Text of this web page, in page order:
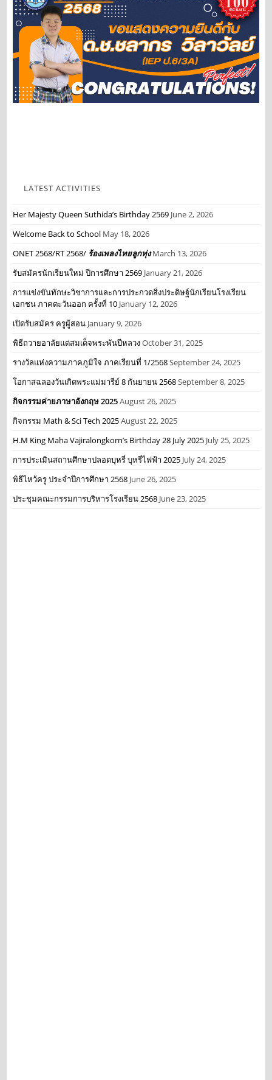
LATEST ACTIVITIES
Her Majesty Queen Suthida’s Birthday 2569 June 2, 2026
Welcome Back to School May 18, 2026
ONET 2568/RT 2568/ ร้องเพลงไทยลูกทุ่ง March 13, 2026
รับสมัครนักเรียนใหม่ ปีการศึกษา 2569 January 21, 2026
การแข่งขันทักษะวิชาการและการประกวดสิ่งประดิษฐ์นักเรียนโรงเรียน
เอกชน ภาคตะวันออก ครั้งที่ 10 January 12, 2026
เปิดรับสมัคร ครูผู้สอน January 9, 2026
พิธีถวายอาลัยแด่สมเด็จพระพันปีหลวงOctober 31, 2025
รางวัลแห่งความภาคภูมิใจ ภาคเรียนที่ 1/2568September 24, 2025
โอกาสฉลองวันเกิดพระแม่มารีย์ 8 กันยายน 2568September 8, 2025
กิจกรรมค่ายภาษาอังกฤษ 2025August 26, 2025
กิจกรรม Math & Sci Tech 2025August 22, 2025
H.M King Maha Vajiralongkorn’s Birthday 28 July 2025 July 25, 2025
การประเมินสถานศึกษาปลอดบุหรี่ บุหรี่ไฟฟ้า 2025 July 24, 2025
พิธีไหว้ครู ประจำปีการศึกษา 2568 June 26, 2025
ประชุมคณะกรรมการบริหารโรงเรียน 2568 June 23, 2025